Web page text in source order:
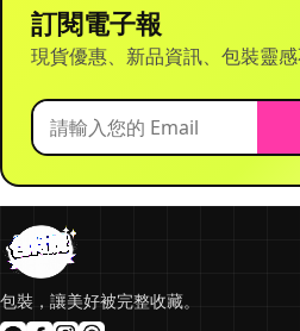
訂閱電子報
現貨優惠、新品資訊、包裝靈感
包裝，讓美好被完整收藏。